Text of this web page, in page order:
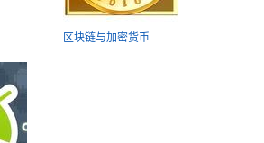
区块链与加密货币